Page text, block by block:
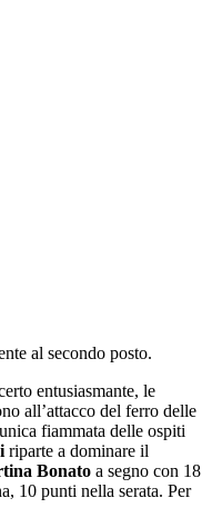
al secondo posto.
entusiasmante, le
all’attacco del ferro delle
fiammata delle ospiti
riparte a dominare il
Bonato a segno con 18
10 punti nella serata. Per